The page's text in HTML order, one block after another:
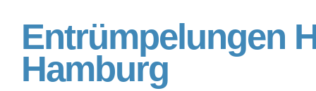
Entrümpelungen
Hamburg